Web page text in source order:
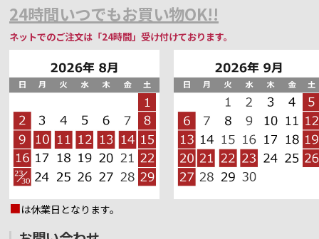
24時間いつでもお買い物OK!!
ネットでのご注文は「24時間」受け付けております。
■は休業日となります。